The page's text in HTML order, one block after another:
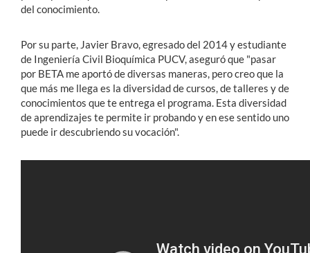
del conocimiento.
Por su parte, Javier Bravo, egresado del 2014 y estudiante
de Ingeniería Civil Bioquímica PUCV, aseguró que "pasar
por BETA me aportó de diversas maneras, pero creo que la
que más me llega es la diversidad de cursos, de talleres y de
conocimientos que te entrega el programa. Esta diversidad
de aprendizajes te permite ir probando y en ese sentido uno
puede ir descubriendo su vocación".